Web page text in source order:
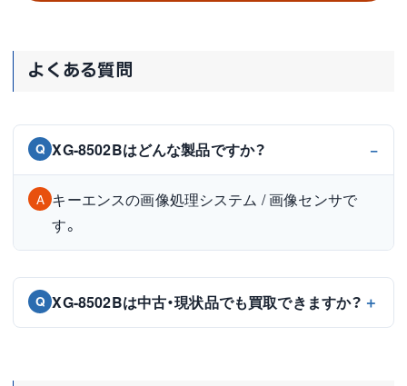
よくある質問
Q XG-8502Bはどんな製品ですか？
A キーエンスの画像処理システム / 画像センサで
す。
Q XG-8502Bは中古・現状品でも買取できますか？